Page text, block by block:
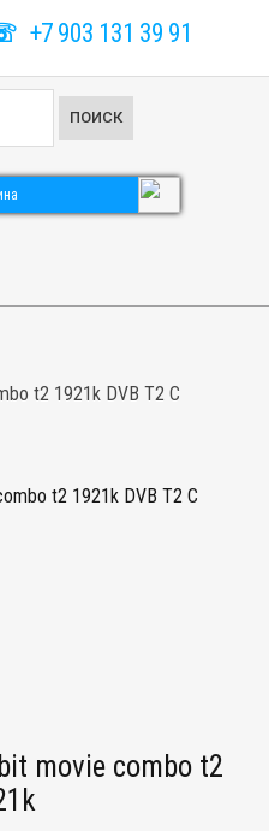
+7 903 131 39 91
ПОИСК
t2 1921k DVB T2 C
t2 1921k DVB T2 C
movie combo t2